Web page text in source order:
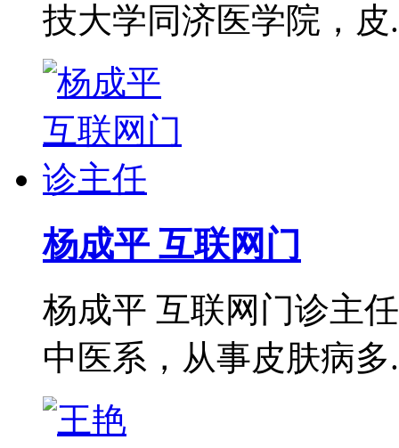
技大学同济医学院，皮
杨成平 互联网门
杨成平 互联网门诊主
中医系，从事皮肤病多